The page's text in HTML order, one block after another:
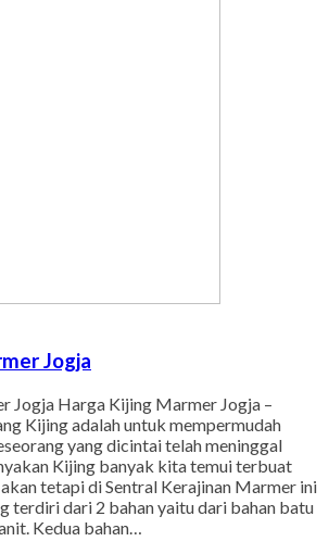
Jogja
Jogja Harga Kijing Marmer Jogja –
Kijing adalah untuk mempermudah
yang dicintai telah meninggal
Kijing banyak kita temui terbuat
tetapi di Sentral Kerajinan Marmer ini
terdiri dari 2 bahan yaitu dari bahan batu
Kedua bahan…